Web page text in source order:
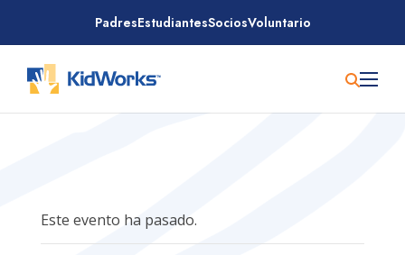
contenido
PadresEstudiantesSociosVoluntario
Este evento ha pasado.